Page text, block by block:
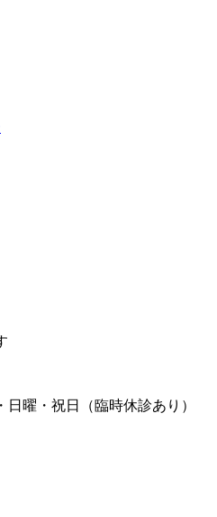
日曜・祝日（臨時休診あり）